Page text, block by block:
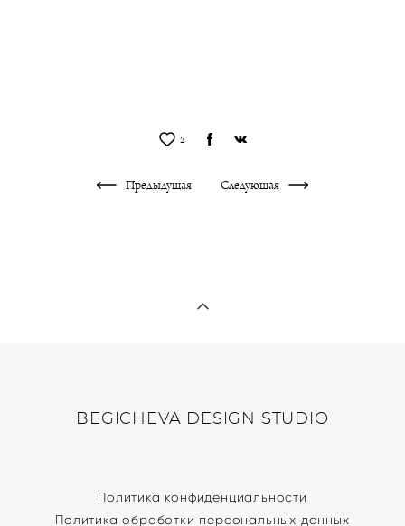
2
Предыдущая Следующая
BEGICHEVA DESIGN STUDIO
Политика конфиденциальности
Политика обработки персональных данных